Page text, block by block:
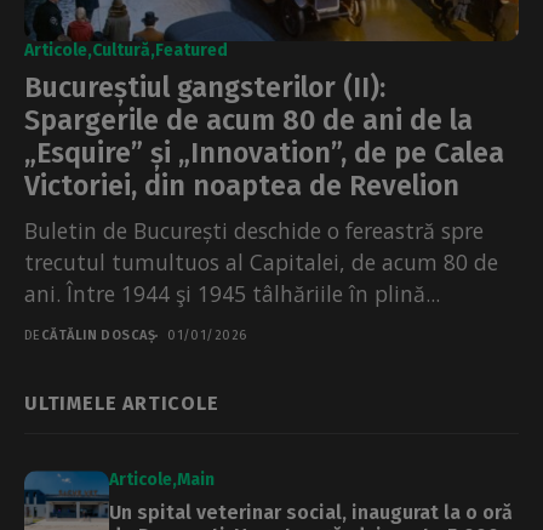
Articole Cultură Featured
Bucureștiul gangsterilor (II):
Spargerile de acum 80 de ani de la
„Esquire” și „Innovation”, de pe Calea
Victoriei, din noaptea de Revelion
Buletin de București deschide o fereastră spre
trecutul tumultuos al Capitalei, de acum 80 de
ani. Între 1944 şi 1945 tâlhăriile în plină...
DE CĂTĂLIN DOSCAȘ 01/01/2026
ULTIMELE ARTICOLE
Articole Main
Un spital veterinar social, inaugurat la o oră